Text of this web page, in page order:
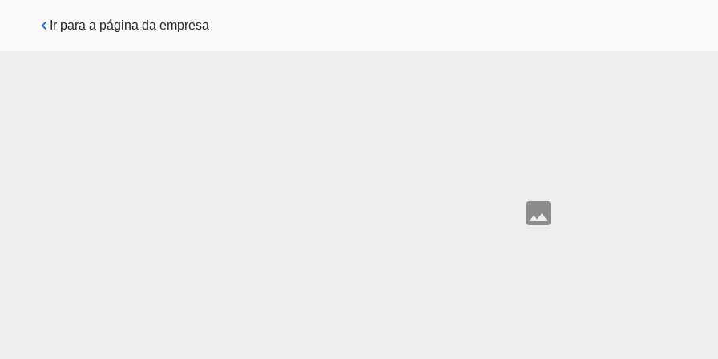
Pular para o conteúdo principal
Ir para a página da empresa